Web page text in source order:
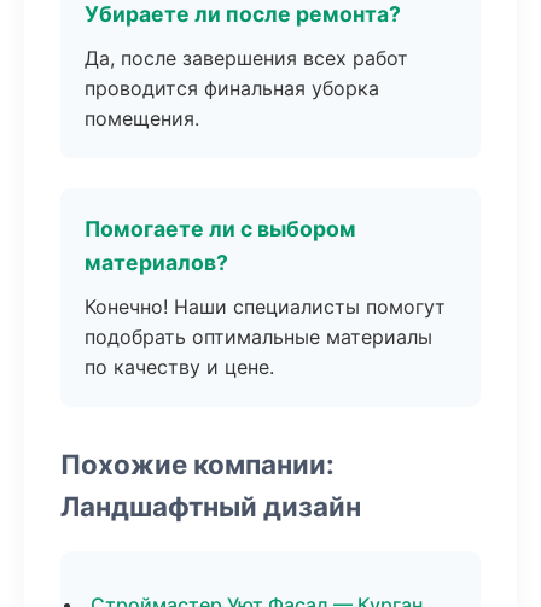
Убираете ли после ремонта?
Да, после завершения всех работ
проводится финальная уборка
помещения.
Помогаете ли с выбором
материалов?
Конечно! Наши специалисты помогут
подобрать оптимальные материалы
по качеству и цене.
Похожие компании:
Ландшафтный дизайн